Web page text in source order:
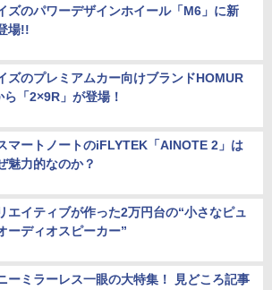
ズのパワーデザインホイール「M6」に新
場!!
ズのプレミアムカー向けブランドHOMUR
ら「2×9R」が登場！
マートノートのiFLYTEK「AINOTE 2」は
魅力的なのか？
エイティブが作った2万円台の“小さなピュ
ーディオスピーカー”
ーミラーレス一眼の大特集！ 見どころ記事